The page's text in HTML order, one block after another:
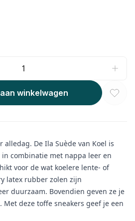
winkelwagen
alledag. De Ila Suède van Koel is
combinatie met nappa leer en
voor de wat koelere lente- of
latex rubber zolen zijn
duurzaam. Bovendien geven ze je
deze toffe sneakers geef je een